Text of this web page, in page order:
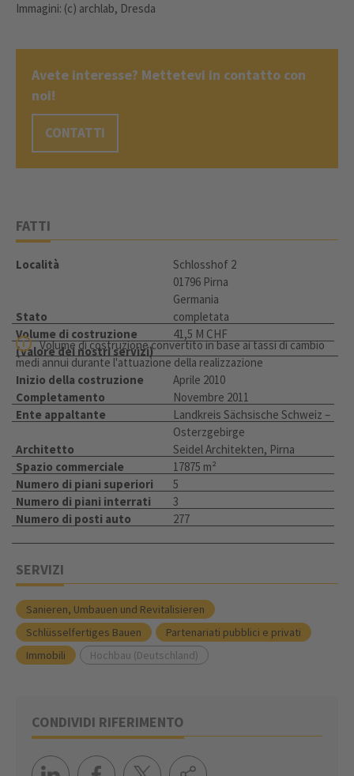
Immagini: (c) archlab, Dresda
Avete interesse? Mettetevi in contatto con
noi!
CONTATTI
FATTI
Località
Schlosshof 2
01796 Pirna
Germania
Stato
completata
Volume di costruzione
(valore dei nostri servizi)
41,5 M CHF
Volume di costruzione convertito in base ai tassi di cambio
medi annui durante l'attuazione della realizzazione
Inizio della costruzione
Aprile 2010
Completamento
Novembre 2011
Ente appaltante
Landkreis Sächsische Schweiz –
Osterzgebirge
Architetto
Seidel Architekten, Pirna
Spazio commerciale
17875 m²
Numero di piani superiori
5
Numero di piani interrati
3
Numero di posti auto
277
SERVIZI
Sanieren, Umbauen und Revitalisieren
Schlüsselfertiges Bauen
Partenariati pubblici e privati
Immobili
Hochbau (Deutschland)
CONDIVIDI RIFERIMENTO